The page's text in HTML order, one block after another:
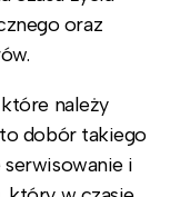
oraz
należy
dobór takiego
i